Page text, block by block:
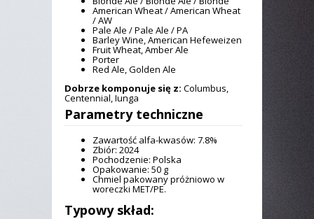
American Wheat / American Wheat
/ AW
Pale Ale / Pale Ale / PA
Barley Wine, American Hefeweizen
Fruit Wheat, Amber Ale
Porter
Red Ale, Golden Ale
Dobrze komponuje się z: Columbus,
Centennial, Iunga
Parametry techniczne
Zawartość alfa-kwasów: 7.8%
Zbiór: 2024
Pochodzenie: Polska
Opakowanie: 50 g
Chmiel pakowany próżniowo w
woreczki MET/PE.
Typowy skład: